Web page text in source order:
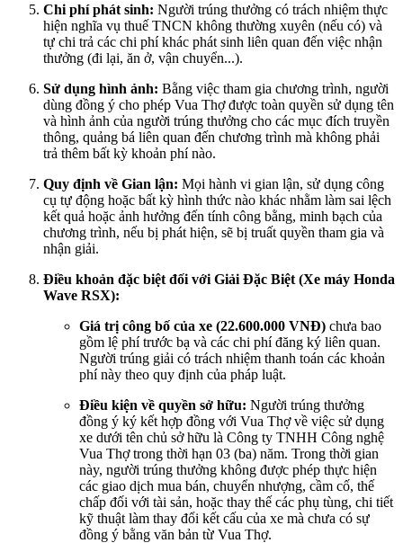
Chi phí phát sinh: Người trúng thưởng có trách nhiệm thực
hiện nghĩa vụ thuế TNCN không thường xuyên (nếu có) và
tự chi trả các chi phí khác phát sinh liên quan đến việc nhận
thưởng (đi lại, ăn ở, vận chuyển...).
Sử dụng hình ảnh: Bằng việc tham gia chương trình, người
dùng đồng ý cho phép Vua Thợ được toàn quyền sử dụng tên
và hình ảnh của người trúng thưởng cho các mục đích truyền
thông, quảng bá liên quan đến chương trình mà không phải
trả thêm bất kỳ khoản phí nào.
Quy định về Gian lận: Mọi hành vi gian lận, sử dụng công
cụ tự động hoặc bất kỳ hình thức nào khác nhằm làm sai lệch
kết quả hoặc ảnh hưởng đến tính công bằng, minh bạch của
chương trình, nếu bị phát hiện, sẽ bị truất quyền tham gia và
nhận giải.
Điều khoản đặc biệt đối với Giải Đặc Biệt (Xe máy Honda
Wave RSX):
Giá trị công bố của xe (22.600.000 VNĐ) chưa bao
gồm lệ phí trước bạ và các chi phí đăng ký liên quan.
Người trúng giải có trách nhiệm thanh toán các khoản
phí này theo quy định của pháp luật.
Điều kiện về quyền sở hữu: Người trúng thưởng
đồng ý ký kết hợp đồng với Vua Thợ về việc sử dụng
xe dưới tên chủ sở hữu là Công ty TNHH Công nghệ
Vua Thợ trong thời hạn 03 (ba) năm. Trong thời gian
này, người trúng thưởng không được phép thực hiện
các giao dịch mua bán, chuyển nhượng, cầm cố, thế
chấp đối với tài sản, hoặc thay thế các phụ tùng, chi tiết
kỹ thuật làm thay đổi kết cấu của xe mà chưa có sự
đồng ý bằng văn bản từ Vua Thợ.